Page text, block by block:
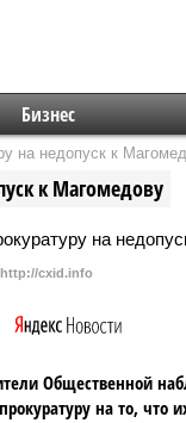
Бизнес
на недопуск к
к Магомедову
http://cxid.info
Общественной
на то, что